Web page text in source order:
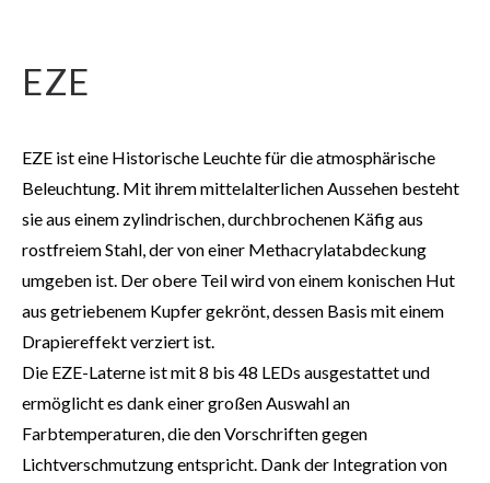
EZE
EZE ist eine Historische Leuchte für die atmosphärische
Beleuchtung. Mit ihrem mittelalterlichen Aussehen besteht
sie aus einem zylindrischen, durchbrochenen Käfig aus
rostfreiem Stahl, der von einer Methacrylatabdeckung
umgeben ist. Der obere Teil wird von einem konischen Hut
aus getriebenem Kupfer gekrönt, dessen Basis mit einem
Drapiereffekt verziert ist.
Die EZE-Laterne ist mit 8 bis 48 LEDs ausgestattet und
ermöglicht es dank einer großen Auswahl an
Farbtemperaturen, die den Vorschriften gegen
Lichtverschmutzung entspricht. Dank der Integration von